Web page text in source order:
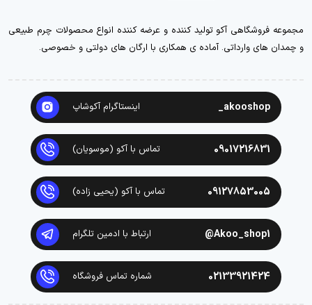
مجموعه فروشگاهی آکو تولید کننده و عرضه کننده انواع محصولات چرم طبیعی
و چمدان های وارداتی. آماده ی همکاری با ارگان های دولتی و خصوصی.
akooshop_ اینستاگرام آکوشاپ
09017216831 تماس با آکو (موسویان)
09127853005 تماس با آکو (یحیی زاده)
Akoo_shop1@ ارتباط با ادمین تلگرام
02133921424 شماره تماس فروشگاه